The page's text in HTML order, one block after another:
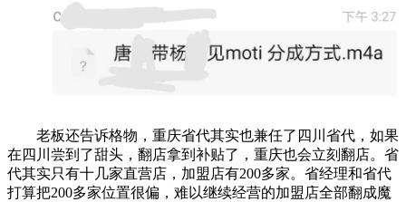
老板还告诉格物，重庆省代其实也兼任了四川省代，如果
在四川尝到了甜头，翻店拿到补贴了，重庆也会立刻翻店。省
代其实只有十几家直营店，加盟店有200多家。省经理和省代
打算把200多家位置很偏，难以继续经营的加盟店全部翻成魔